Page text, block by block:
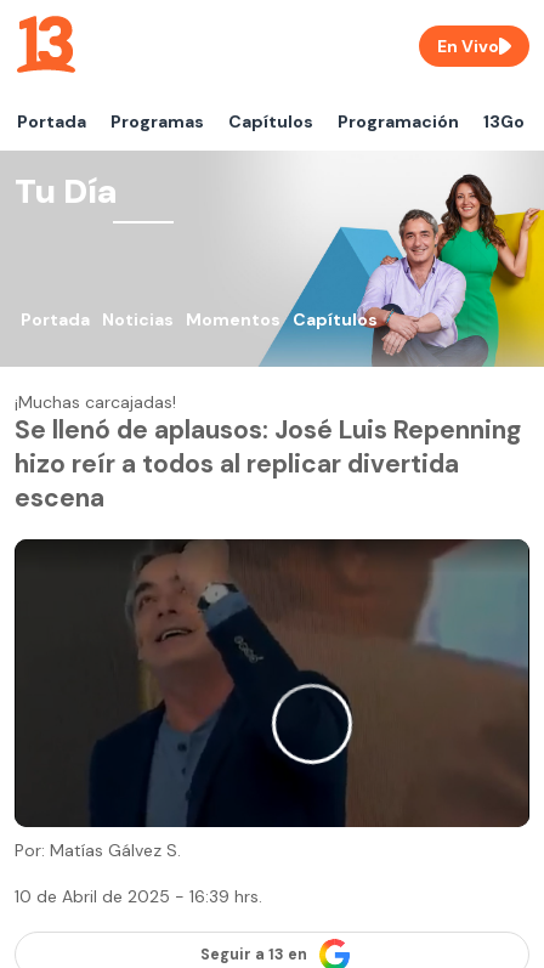
Portada Programas Capítulos Programación 13Go
En Vivo
Tu Día
Portada Noticias Momentos Capítulos
¡Muchas carcajadas!
Se llenó de aplausos: José Luis Repenning
hizo reír a todos al replicar divertida
escena
Por: Matías Gálvez S.
10 de Abril de 2025 - 16:39 hrs.
Seguir a 13 en